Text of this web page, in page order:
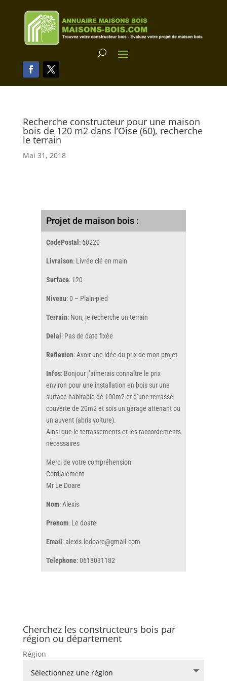
Recherche constructeur pour une maison
bois de 120 m2 dans l’Oise (60), recherche
le terrain
Mai 31, 2018
Projet de maison bois :
CodePostal : 60220
Livraison: Livrée clé en main
Surface: 120
Niveau: 0 – Plain-pied
Terrain: Non, je recherche un terrain
Delai: Pas de date fixée
Reflexion: Avoir une idée du prix de mon projet
Infos: Bonjour j’aimerais connaître le prix
environ pour une installation en bois sur une
surface habitable de 100m2 et d’une terrasse
couverte de 20m2 et sois un garage attenant ou
un auvent (abris voiture).
Ainsi que le terrassements et les raccordements
nécessaires
Merci de votre compréhension
Cordialement
Mr Le Doare
Nom: Alexis
Prenom: Le doare
Email : alexis.ledoare@gmail.com
Telephone: 0618031182
Cherchez les constructeurs bois par
région ou département
Région